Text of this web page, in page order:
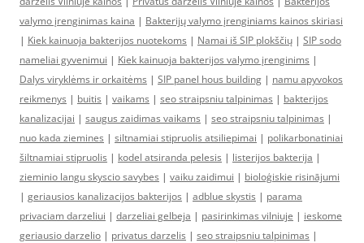
valymo įrenginimas kaina | Bakterijų valymo įrenginiams kainos skiriasi
| Kiek kainuoja bakterijos nuotekoms | Namai iš SIP plokščių | SIP sodo
nameliai gyvenimui | Kiek kainuoja bakterijos valymo įrenginims |
Dalys viryklėms ir orkaitėms | SIP panel hous building | namu apyvokos
reikmenys | buitis | vaikams | seo straipsniu talpinimas | bakterijos
kanalizacijai | saugus zaidimas vaikams | seo straipsniu talpinimas |
nuo kada ziemines | siltnamiai stipruolis atsiliepimai | polikarbonatiniai
šiltnamiai stipruolis | kodel atsiranda pelesis | listerijos bakterija |
zieminio langu skyscio savybes | vaiku zaidimui | bioloģiskie risinājumi
| geriausios kanalizacijos bakterijos | adblue skystis | parama
privaciam darzeliui | darzeliai gelbeja | pasirinkimas vilniuje | ieskome
geriausio darzelio | privatus darzelis | seo straipsniu talpinimas |